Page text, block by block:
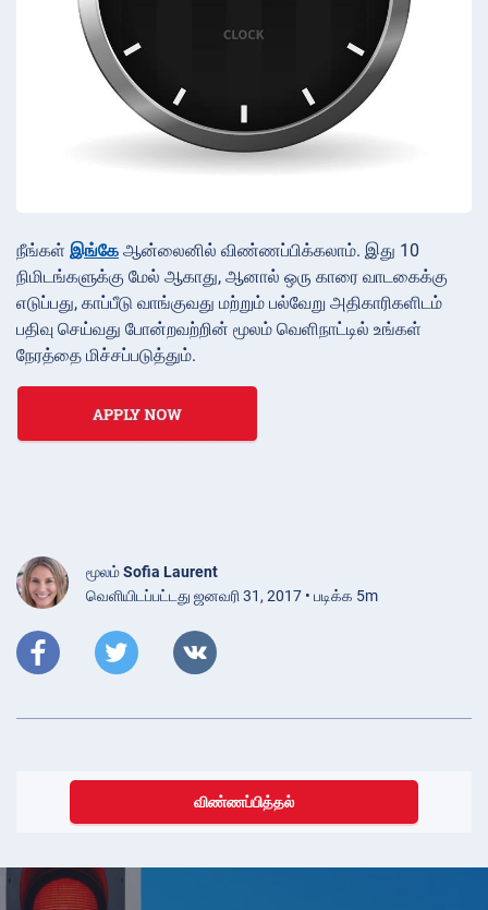
நீங்கள் இங்கே ஆன்லைனில் விண்ணப்பிக்கலாம். இது 10
நிமிடங்களுக்கு மேல் ஆகாது, ஆனால் ஒரு காரை வாடகைக்கு
எடுப்பது, காப்பீடு வாங்குவது மற்றும் பல்வேறு அதிகாரிகளிடம்
பதிவு செய்வது போன்றவற்றின் மூலம் வெளிநாட்டில் உங்கள்
நேரத்தை மிச்சப்படுத்தும்.
மூலம்Sofia Laurent
வெளியிடப்பட்டது ஜனவரி 31, 2017 • படிக்க 5m
விண்ணப்பித்தல்